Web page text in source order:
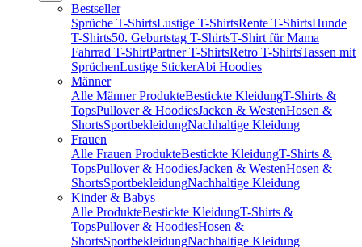
Bestseller
Sprüche T-ShirtsLustige T-ShirtsRente T-ShirtsHunde
T-Shirts50. Geburtstag T-ShirtsT-Shirt für Mama
Fahrrad T-ShirtPartner T-ShirtsRetro T-ShirtsTassen mit
SprüchenLustige StickerAbi Hoodies
Männer
Alle Männer ProdukteBestickte KleidungT-Shirts &
TopsPullover & HoodiesJacken & WestenHosen &
ShortsSportbekleidungNachhaltige Kleidung
Frauen
Alle Frauen ProdukteBestickte KleidungT-Shirts &
TopsPullover & HoodiesJacken & WestenHosen &
ShortsSportbekleidungNachhaltige Kleidung
Kinder & Babys
Alle ProdukteBestickte KleidungT-Shirts &
TopsPullover & HoodiesHosen &
ShortsSportbekleidungNachhaltige Kleidung